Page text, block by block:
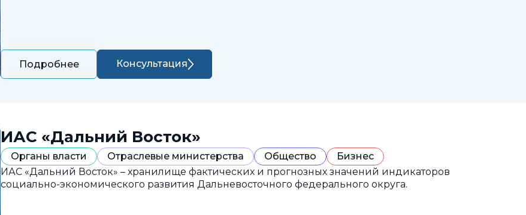
Подробнее Консультация
ИАС «Дальний Восток»
Органы власти Отраслевые министерства Общество
Бизнес
ИАС «Дальний Восток» – хранилище фактических и прогнозных значений индикаторов
социально-экономического развития Дальневосточного федерального округа.